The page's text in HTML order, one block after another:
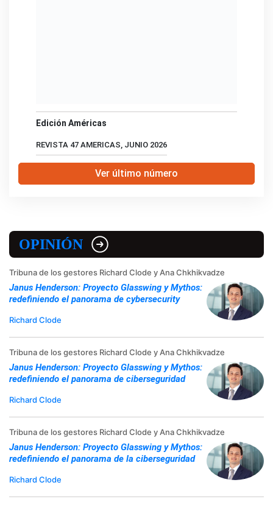
Edición Américas
REVISTA 47 AMERICAS, JUNIO 2026
Ver último número
OPINIÓN
Tribuna de los gestores Richard Clode y Ana Chkhikvadze
Janus Henderson: Proyecto Glasswing y Mythos:
redefiniendo el panorama de cybersecurity
Richard Clode
Tribuna de los gestores Richard Clode y Ana Chkhikvadze
Janus Henderson: Proyecto Glasswing y Mythos:
redefiniendo el panorama de ciberseguridad
Richard Clode
Tribuna de los gestores Richard Clode y Ana Chkhikvadze
Janus Henderson: Proyecto Glasswing y Mythos:
redefiniendo el panorama de la ciberseguridad
Richard Clode